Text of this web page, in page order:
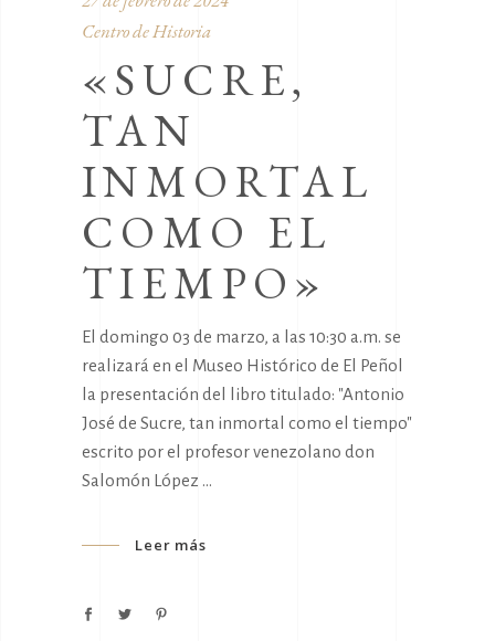
Centro de Historia
«SUCRE,
TAN
INMORTAL
COMO EL
TIEMPO»
El domingo 03 de marzo, a las 10:30 a.m. se
realizará en el Museo Histórico de El Peñol
la presentación del libro titulado: "Antonio
José de Sucre, tan inmortal como el tiempo"
escrito por el profesor venezolano don
Salomón López
Leer más